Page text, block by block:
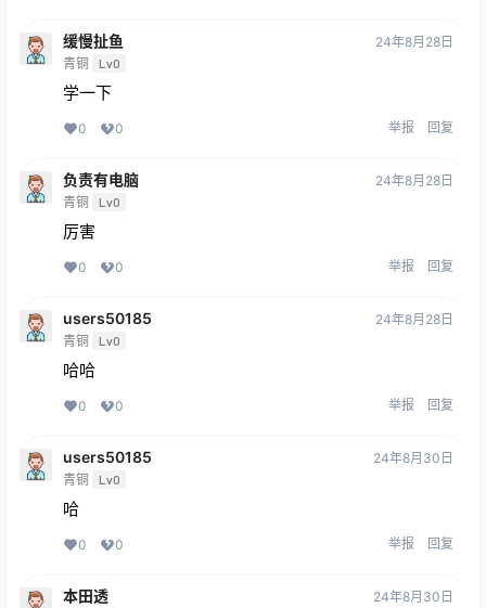
缓慢扯鱼
青铜 Lv0
24年8月28日
学一下
0 0 举报 回复
负责有电脑
青铜 Lv0
24年8月28日
厉害
0 0 举报 回复
users50185
青铜 Lv0
24年8月28日
哈哈
0 0 举报 回复
users50185
青铜 Lv0
24年8月30日
哈
0 0 举报 回复
本田透 24年8月30日